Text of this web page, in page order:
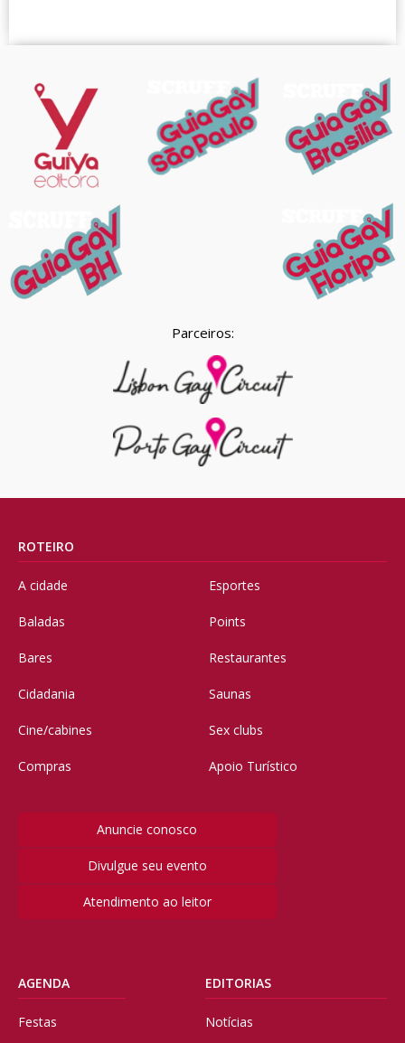
Parceiros:
ROTEIRO
A cidade
Baladas
Bares
Cidadania
Cine/cabines
Compras
Esportes
Points
Restaurantes
Saunas
Sex clubs
Apoio Turístico
Anuncie conosco
Divulgue seu evento
Atendimento ao leitor
AGENDA
Festas
EDITORIAS
Notícias